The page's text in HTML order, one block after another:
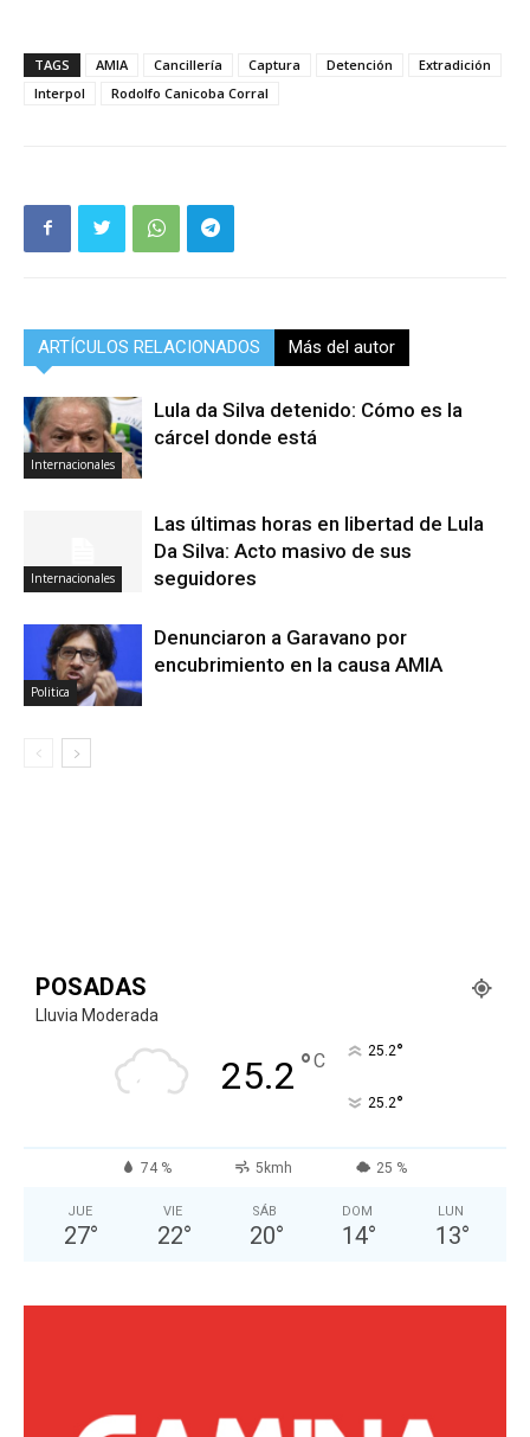
TAGS AMIA Cancillería Captura Detención
Extradición
Interpol
Rodolfo Canicoba Corral
ARTÍCULOS RELACIONADOS Más del autor
Internacionales
Lula da Silva detenido: Cómo es la
cárcel donde está
Internacionales
Las últimas horas en libertad de Lula
Da Silva: Acto masivo de sus
seguidores
Politica
Denunciaron a Garavano por
encubrimiento en la causa AMIA
POSADAS
Lluvia Moderada
25.2 °C 25.2°
25.2°
74 % 5kmh 25 %
JUE
27°
VIE
22°
SÁB
20°
DOM
14°
LUN
13°